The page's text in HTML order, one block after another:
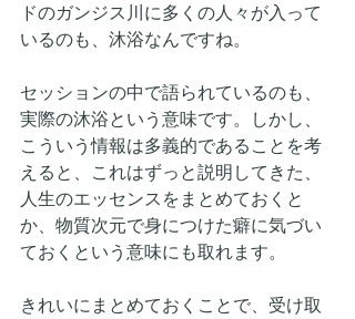
ドのガンジス川に多くの人々が入って
いるのも、沐浴なんですね。
セッションの中で語られているのも、
実際の沐浴という意味です。しかし、
こういう情報は多義的であることを考
えると、これはずっと説明してきた、
人生のエッセンスをまとめておくと
か、物質次元で身につけた癖に気づい
ておくという意味にも取れます。
きれいにまとめておくことで、受け取